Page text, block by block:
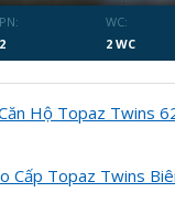
PN:
2
WC:
2 WC
Hộ Topaz Twins
Cấp Topaz Twins